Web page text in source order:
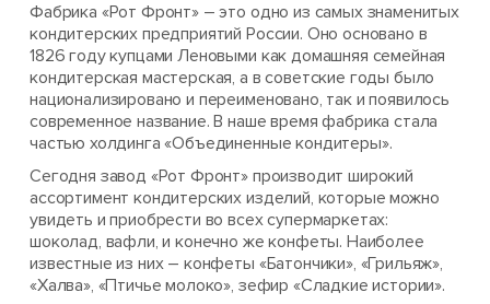
Фабрика «Рот Фронт» – это одно из самых знаменитых
кондитерских предприятий России. Оно основано в
1826 году купцами Леновыми как домашняя семейная
кондитерская мастерская, а в советские годы было
национализировано и переименовано, так и появилось
современное название. В наше время фабрика стала
частью холдинга «Объединенные кондитеры».
Сегодня завод «Рот Фронт» производит широкий
ассортимент кондитерских изделий, которые можно
увидеть и приобрести во всех супермаркетах:
шоколад, вафли, и конечно же конфеты. Наиболее
известные из них – конфеты «Батончики», «Грильяж»,
«Халва», «Птичье молоко», зефир «Сладкие истории».